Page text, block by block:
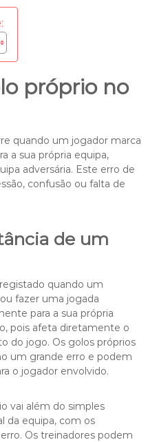
próprio no
quando um jogador marca
a sua própria equipa,
adversária. Este erro de
confusão ou falta de
de um
quando um
fazer uma jogada
para a sua própria
pois afeta diretamente o
do jogo. Os golos próprios
um grande erro e podem
o jogador envolvido.
vai além do simples
da equipa, com os
Os treinadores podem